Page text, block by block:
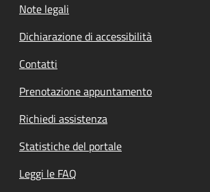
Note legali
Dichiarazione di accessibilità
Contatti
Prenotazione appuntamento
Richiedi assistenza
Statistiche del portale
Leggi le FAQ